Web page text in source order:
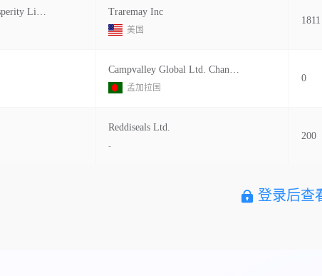
Hoa Yun Pingan Prosperity Limited Traremay Inc
美国
1811
Campvalley Global Ltd. Changed From
孟加拉国
0
Reddiseals Ltd.
-
200
登录后查